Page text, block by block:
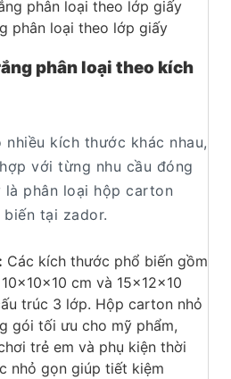
phân loại theo lớp giấy
phân loại theo kích
kích thước khác nhau,
với từng nhu cầu đóng
phân loại hộp carton
tại zador.
Các kích thước phổ biến gồm
cm và 15x12x10
trúc 3 lớp. Hộp carton nhỏ
gói tối ưu cho mỹ phẩm,
trẻ em và phụ kiện thời
nhỏ gọn giúp tiết kiệm